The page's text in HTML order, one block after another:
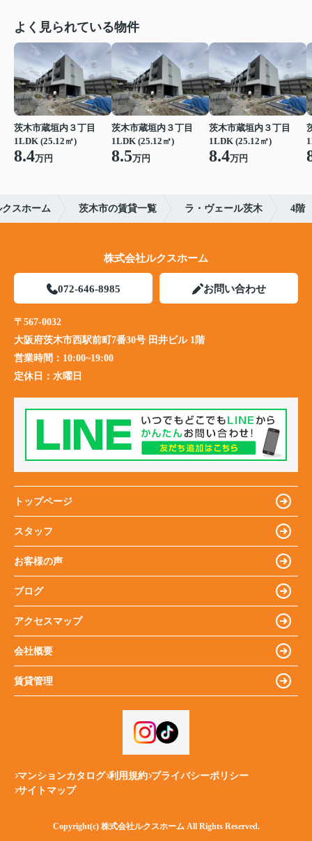
よく見られている物件
茨木市蔵垣内３丁目
1LDK (25.12㎡)
8.4万円
茨木市蔵垣内３丁目
1LDK (25.12㎡)
8.5万円
茨木市蔵垣内３丁目
1LDK (25.12㎡)
8.4万円
スホーム 茨木市の賃貸一覧 ラ・ヴェール茨木 4階
株式会社ルクスホーム
072-646-8985 お問い合わせ
〒567-0032
大阪府茨木市西駅前町7番30号 田井ビル 1階
営業時間： 10:00~19:00
定休日： 水曜日
トップページ
スタッフ
お客様の声
ブログ
アクセスマップ
会社概要
賃貸管理
マンションカタログ 利用規約 プライバシーポリシー
サイトマップ
Copyright(c) 株式会社ルクスホーム All Rights Reserved.